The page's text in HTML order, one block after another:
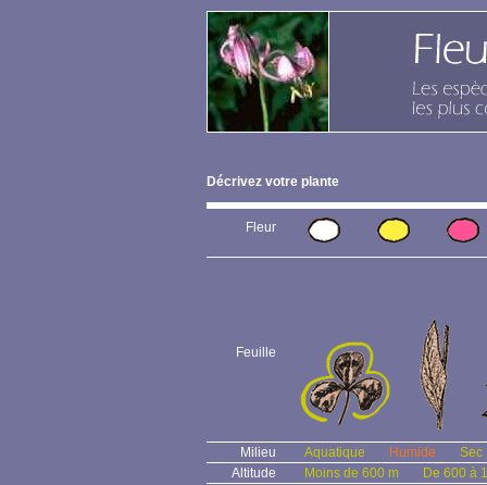
Décrivez votre plante
Fleur
Feuille
Milieu Aquatique Humide
Sec
Altitude
Moins de 600 m
De 600 à